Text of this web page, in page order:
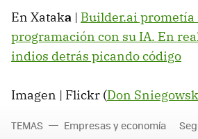
En Xataka | Builder.ai
programación con su IA. En
indios detrás picando código
Imagen | Flickr (Don
TEMAS Empresas y economía